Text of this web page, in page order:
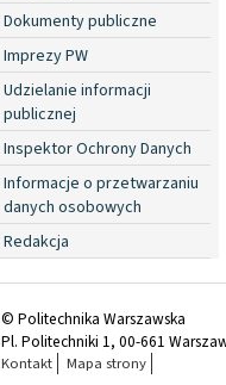
Dokumenty publiczne
Imprezy PW
Udzielanie informacji
publicznej
Inspektor Ochrony Danych
Informacje o przetwarzaniu
danych osobowych
Redakcja
© Politechnika Warszawska
Pl. Politechniki 1, 00-661
Kontakt Mapa strony